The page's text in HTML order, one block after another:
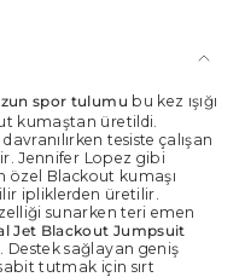
spor tulum u bu kez ışığı
kumaştan üretildi.
tesiste çalışan
Jennifer Lopez gibi
özel Blackout kumaşı
ipliklerden üretilir.
sunarken teri emen
Jet Blackout Jumpsuit
Destek sağlayan geniş
tutmak için sırt